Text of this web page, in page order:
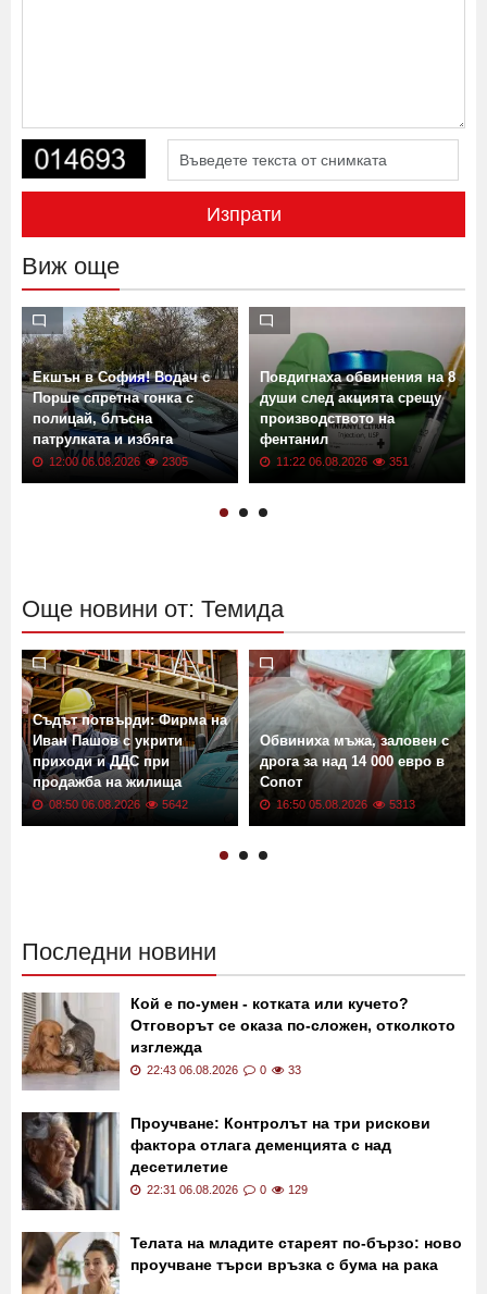
Изпрати
Виж още
Екшън в София! Водач с
Порше спретна гонка с
полицай, блъсна
патрулката и избяга
12:00 06.08.2026 2305
Повдигнаха обвинения на 8
души след акцията срещу
производството на
фентанил
11:22 06.08.2026 351
Още новини от: Темида
Съдът потвърди: Фирма на
Иван Пашов с укрити
приходи и ДДС при
продажба на жилища
08:50 06.08.2026 5642
Обвиниха мъжа, заловен с
дрога за над 14 000 евро в
Сопот
16:50 05.08.2026 5313
Последни новини
Кой е по-умен - котката или кучето?
Отговорът се оказа по-сложен, отколкото
изглежда
22:43 06.08.2026 0 33
Проучване: Контролът на три рискови
фактора отлага деменцията с над
десетилетие
22:31 06.08.2026 0 129
Телата на младите стареят по-бързо: ново
проучване търси връзка с бума на рака